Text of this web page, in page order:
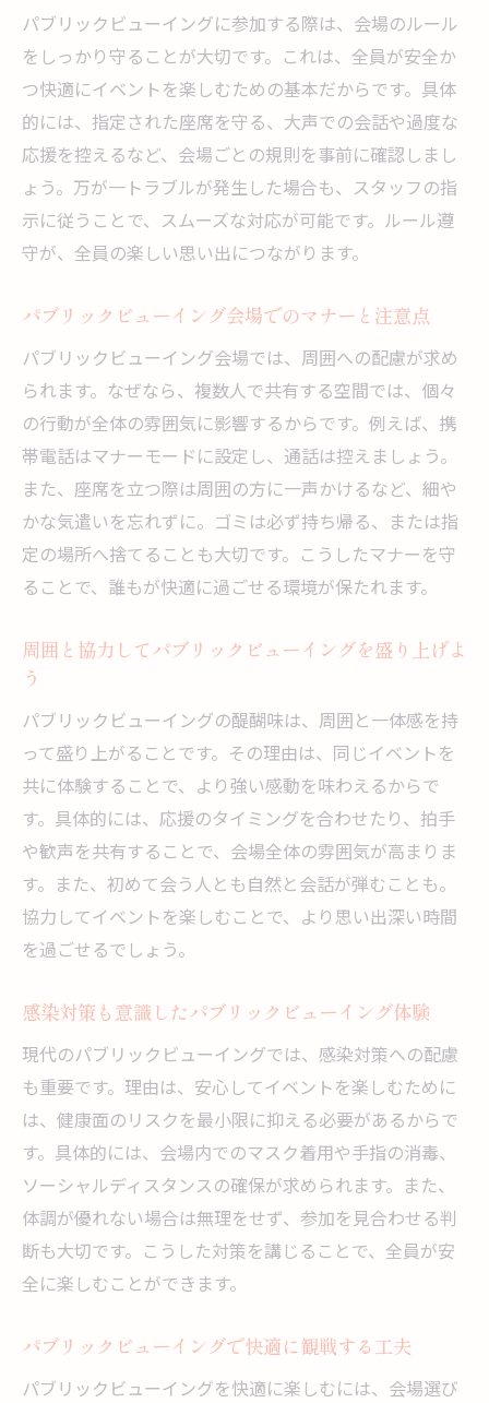
パブリックビューイングに参加する際は、会場のルール
をしっかり守ることが大切です。これは、全員が安全か
つ快適にイベントを楽しむための基本だからです。具体
的には、指定された座席を守る、大声での会話や過度な
応援を控えるなど、会場ごとの規則を事前に確認しまし
ょう。万が一トラブルが発生した場合も、スタッフの指
示に従うことで、スムーズな対応が可能です。ルール遵
守が、全員の楽しい思い出につながります。
パブリックビューイング会場でのマナーと注意点
パブリックビューイング会場では、周囲への配慮が求め
られます。なぜなら、複数人で共有する空間では、個々
の行動が全体の雰囲気に影響するからです。例えば、携
帯電話はマナーモードに設定し、通話は控えましょう。
また、座席を立つ際は周囲の方に一声かけるなど、細や
かな気遣いを忘れずに。ゴミは必ず持ち帰る、または指
定の場所へ捨てることも大切です。こうしたマナーを守
ることで、誰もが快適に過ごせる環境が保たれます。
周囲と協力してパブリックビューイングを盛り上げよ
う
パブリックビューイングの醍醐味は、周囲と一体感を持
って盛り上がることです。その理由は、同じイベントを
共に体験することで、より強い感動を味わえるからで
す。具体的には、応援のタイミングを合わせたり、拍手
や歓声を共有することで、会場全体の雰囲気が高まりま
す。また、初めて会う人とも自然と会話が弾むことも。
協力してイベントを楽しむことで、より思い出深い時間
を過ごせるでしょう。
感染対策も意識したパブリックビューイング体験
現代のパブリックビューイングでは、感染対策への配慮
も重要です。理由は、安心してイベントを楽しむために
は、健康面のリスクを最小限に抑える必要があるからで
す。具体的には、会場内でのマスク着用や手指の消毒、
ソーシャルディスタンスの確保が求められます。また、
体調が優れない場合は無理をせず、参加を見合わせる判
断も大切です。こうした対策を講じることで、全員が安
全に楽しむことができます。
パブリックビューイングで快適に観戦する工夫
パブリックビューイングを快適に楽しむには、会場選び